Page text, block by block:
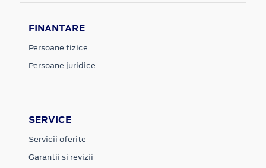
FINANTARE
Persoane fizice
Persoane juridice
SERVICE
Servicii oferite
Garantii si revizii